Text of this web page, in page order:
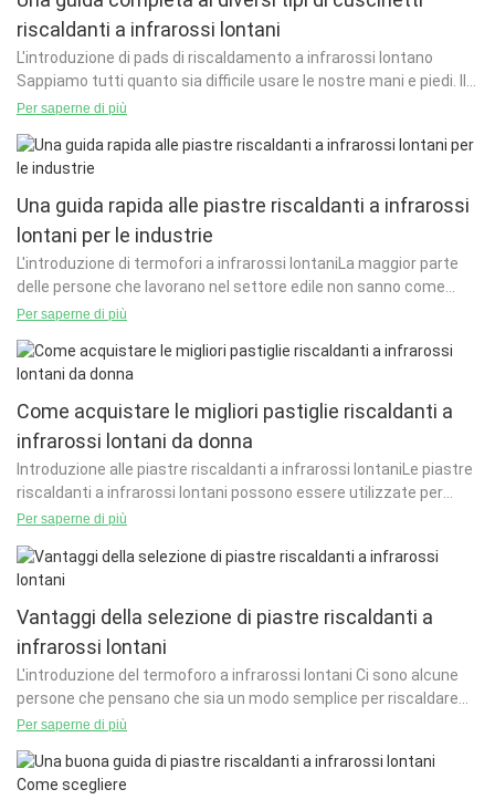
riscaldanti a infrarossi lontani
L'introduzione di pads di riscaldamento a infrarossi lontano
Sappiamo tutti quanto sia difficile usare le nostre mani e piedi. Il
primo passo è assicurarsi di avere abbastanza calore i
Per saperne di più
Una guida rapida alle piastre riscaldanti a infrarossi
lontani per le industrie
L'introduzione di termofori a infrarossi lontaniLa maggior parte
delle persone che lavorano nel settore edile non sanno come
utilizzare questi riscaldatori. È solo a causa del
Per saperne di più
Come acquistare le migliori pastiglie riscaldanti a
infrarossi lontani da donna
Introduzione alle piastre riscaldanti a infrarossi lontaniLe piastre
riscaldanti a infrarossi lontani possono essere utilizzate per
riscaldare oggetti e possono essere utilizzate anche per
Per saperne di più
Vantaggi della selezione di piastre riscaldanti a
infrarossi lontani
L'introduzione del termoforo a infrarossi lontani Ci sono alcune
persone che pensano che sia un modo semplice per riscaldare
un'area. Ma cosa succede se non usano una lam a infrarossi
Per saperne di più